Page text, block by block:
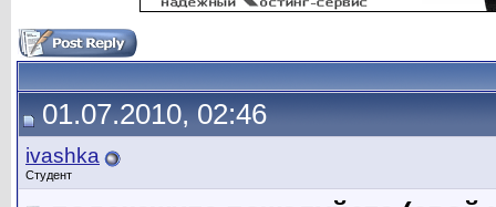
01.07.2010, 02:46
ivashka
Студент